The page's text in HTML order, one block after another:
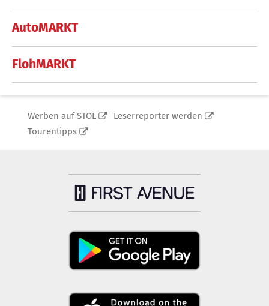
AutoMARKT
FlohMARKT
Werben auf STOL
Leserreporter werden
Tourentipps